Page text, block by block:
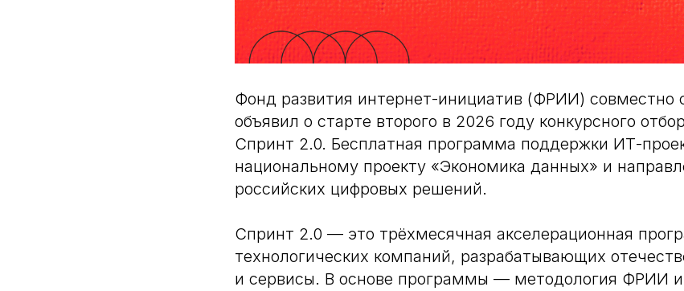
Фонд развития интернет-инициатив (ФРИИ) совместно
объявил о старте второго в 2026 году конкурсного
Спринт 2.0. Бесплатная программа поддержки ИТ-
национальному проекту «Экономика данных» и
российских цифровых решений.
Спринт 2.0 — это трёхмесячная акселерационная
технологических компаний, разрабатывающих
и сервисы. В основе программы — методология ФРИИ и